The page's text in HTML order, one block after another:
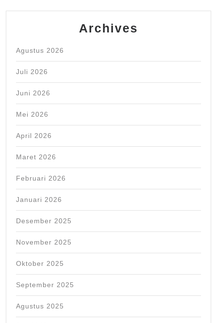
Archives
Agustus 2026
Juli 2026
Juni 2026
Mei 2026
April 2026
Maret 2026
Februari 2026
Januari 2026
Desember 2025
November 2025
Oktober 2025
September 2025
Agustus 2025